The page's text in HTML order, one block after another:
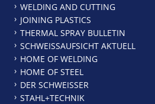
WELDING AND CUTTING
JOINING PLASTICS
THERMAL SPRAY BULLETIN
SCHWEISSAUFSICHT AKTUELL
HOME OF WELDING
HOME OF STEEL
DER SCHWEISSER
STAHL+TECHNIK